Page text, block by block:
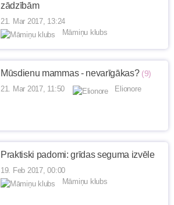
zādzībām
21. Mar 2017, 13:24
Māmiņu klubs
Mūsdienu mammas - nevarīgākas? (9)
21. Mar 2017, 11:50 Elionore
Praktiski padomi: grīdas seguma izvēle
19. Feb 2017, 00:00
Māmiņu klubs